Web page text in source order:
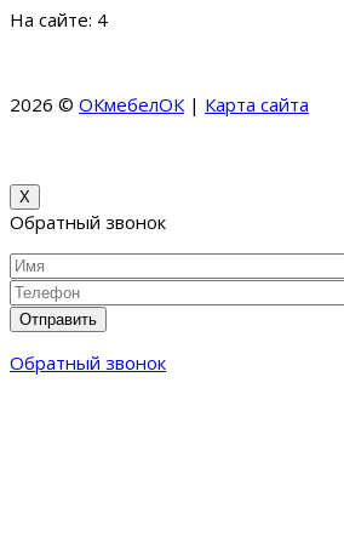
На сайте: 4
2026 © ОКмебелОК| Карта сайта
X
Обратный звонок
Обратный звонок